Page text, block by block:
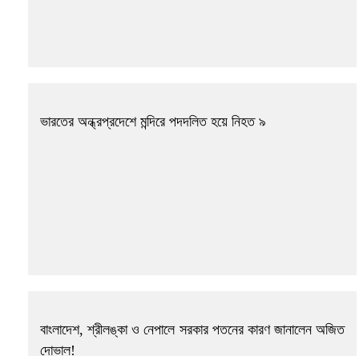
ভারতের অন্ধ্রপ্রদেশে মন্দিরে পদদলিত হয়ে নিহত ৯
বাংলাদেশ, শ্রীলঙ্কা ও নেপালে সরকার পতনের কারণ জানালেন অজিত
দোভাল!